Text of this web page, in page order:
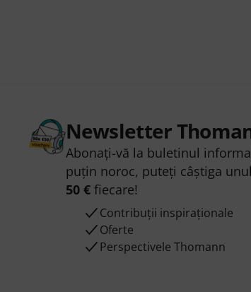
Newsletter
Abonați-vă la buletinul
puțin noroc, puteți câștiga
50 €fiecare!
Contribuții inspiraționale
Oferte
Perspectivele Thomann